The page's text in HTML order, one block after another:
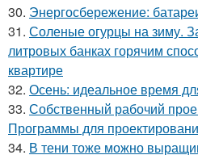
30. Энергосбережение:
31. Соленые огурцы на зиму.
литровых банках горячим
квартире
32. Осень: идеальное время
33. Собственный рабочий
Программы для
34. В тени тоже можно